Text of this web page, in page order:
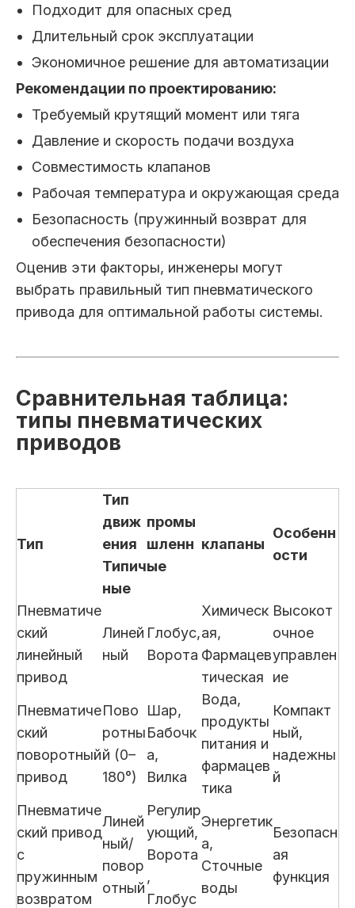
Подходит для опасных сред
Длительный срок эксплуатации
Экономичное решение для автоматизации
Рекомендации по проектированию:
Требуемый крутящий момент или тяга
Давление и скорость подачи воздуха
Совместимость клапанов
Рабочая температура и окружающая среда
Безопасность (пружинный возврат для
обеспечения безопасности)
Оценив эти факторы, инженеры могут
выбрать правильный тип пневматического
привода для оптимальной работы системы.
Сравнительная таблица:
типы пневматических
приводов
Тип
Тип
движ
ения
Типич
ные
промы
шленн
ые
клапаны
Особенн
ости
Пневматиче
ский
линейный
привод
Линей
ный
Глобус,
Ворота
Химическ
ая,
Фармацев
тическая
Высокот
очное
управлен
ие
Пневматиче
ский
поворотный
привод
Пово
ротны
й (0–
180°)
Шар,
Бабочк
а,
Вилка
Вода,
продукты
питания и
фармацев
тика
Компакт
ный,
надежны
й
Пневматиче
ский привод
с
пружинным
возвратом
Линей
ный/
повор
отный
Регулир
ующий,
Ворота
,
Глобус
Энергетик
а,
Сточные
воды
Безопасн
ая
функция